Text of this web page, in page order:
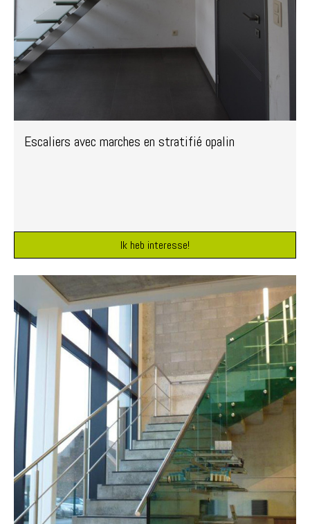
Escaliers avec marches en stratifié opalin
Ik heb interesse!